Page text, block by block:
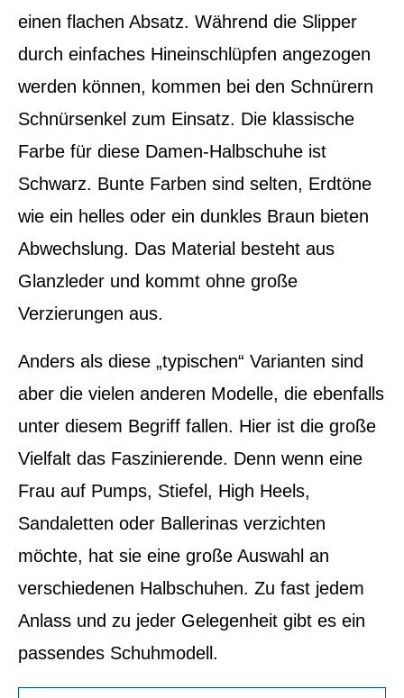
einen flachen Absatz. Während die Slipper
durch einfaches Hineinschlüpfen angezogen
werden können, kommen bei den Schnürern
Schnürsenkel zum Einsatz. Die klassische
Farbe für diese Damen-Halbschuhe ist
Schwarz. Bunte Farben sind selten, Erdtöne
wie ein helles oder ein dunkles Braun bieten
Abwechslung. Das Material besteht aus
Glanzleder und kommt ohne große
Verzierungen aus.
Anders als diese „typischen“ Varianten sind
aber die vielen anderen Modelle, die ebenfalls
unter diesem Begriff fallen. Hier ist die große
Vielfalt das Faszinierende. Denn wenn eine
Frau auf Pumps, Stiefel, High Heels,
Sandaletten oder Ballerinas verzichten
möchte, hat sie eine große Auswahl an
verschiedenen Halbschuhen. Zu fast jedem
Anlass und zu jeder Gelegenheit gibt es ein
passendes Schuhmodell.